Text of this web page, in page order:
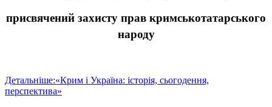
присвячений захисту прав кримськотатарського
народу
Детальніше:«Крим і Україна: історія, сьогодення,
перспектива»